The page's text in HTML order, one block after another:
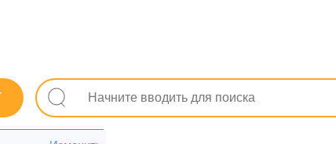
(грипп, ОРЗ) От кашля Мукалтин
табл. жев. №20 (10х2) в Вишневом